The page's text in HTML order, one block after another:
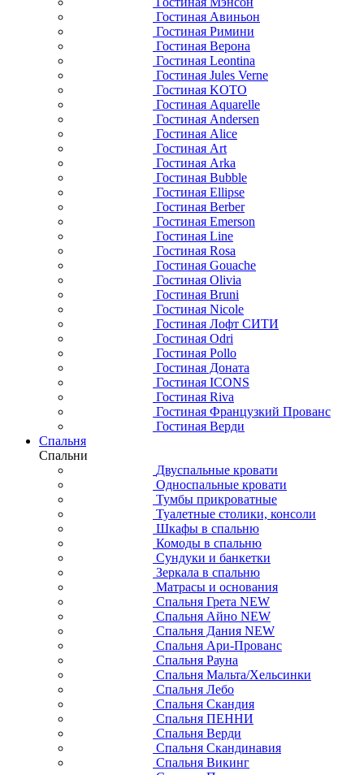
Гостиная Авиньон
Гостиная Римини
Гостиная Верона
Гостиная Leontina
Гостиная Jules Verne
Гостиная KOTO
Гостиная Aquarelle
Гостиная Andersen
Гостиная Alice
Гостиная Art
Гостиная Arka
Гостиная Bubble
Гостиная Ellipse
Гостиная Berber
Гостиная Emerson
Гостиная Line
Гостиная Rosa
Гостиная Gouache
Гостиная Olivia
Гостиная Bruni
Гостиная Nicole
Гостиная Лофт СИТИ
Гостиная Odri
Гостиная Pollo
Гостиная Доната
Гостиная ICONS
Гостиная Riva
Гостиная Французкий Прованс
Гостиная Верди
Спальня
Спальни
Двуспальные кровати
Односпальные кровати
Тумбы прикроватные
Туалетные столики, консоли
Шкафы в спальню
Комоды в спальню
Сундуки и банкетки
Зеркала в спальню
Матрасы и основания
Спальня Грета NEW
Спальня Айно NEW
Спальня Дания NEW
Спальня Ари-Прованс
Спальня Рауна
Спальня Мальта/Хельсинки
Спальня Лебо
Спальня Скандия
Спальня ПЕННИ
Спальня Верди
Спальня Скандинавия
Спальня Викинг